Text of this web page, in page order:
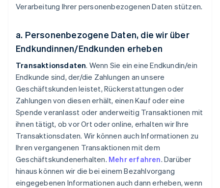
Verarbeitung Ihrer personenbezogenen Daten stützen.
a. Personenbezogene Daten, die wir über
Endkundinnen/Endkunden erheben
Transaktionsdaten. Wenn Sie ein eine Endkundin/ein
Endkunde sind, der/die Zahlungen an unsere
Geschäftskunden leistet, Rückerstattungen oder
Zahlungen von diesen erhält, einen Kauf oder eine
Spende veranlasst oder anderweitig Transaktionen mit
ihnen tätigt, ob vor Ort oder online, erhalten wir Ihre
Transaktionsdaten. Wir können auch Informationen zu
Ihren vergangenen Transaktionen mit dem
Geschäftskundenerhalten. Mehr erfahren. Darüber
hinaus können wir die bei einem Bezahlvorgang
eingegebenen Informationen auch dann erheben, wenn